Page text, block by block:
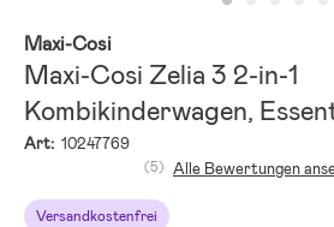
Maxi-Cosi
Maxi-Cosi Zelia 3 2-in-1
Kombikinderwagen,
Art: 10247769
Versandkostenfrei
(5) Alle Bewertungen